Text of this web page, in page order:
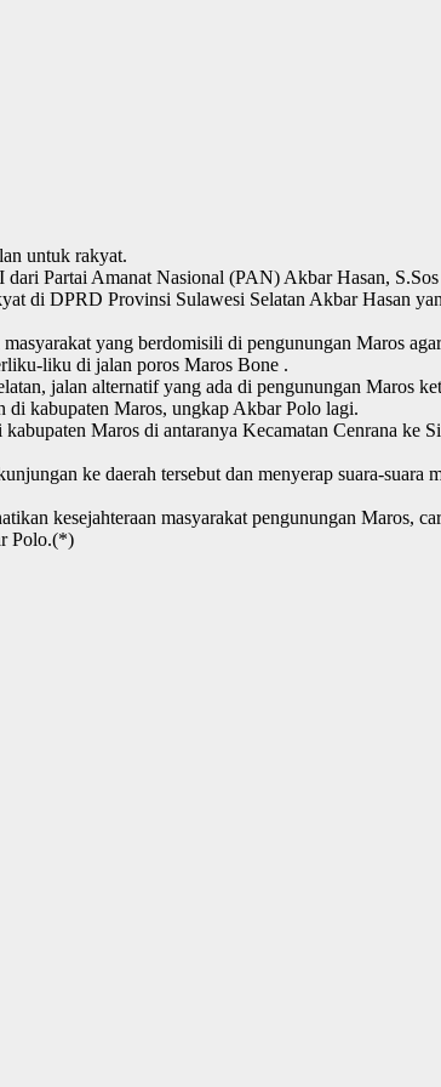
untuk rakyat.
Partai Amanat Nasional (PAN) Akbar Hasan,
di DPRD Provinsi Sulawesi Selatan Akbar Hasan
yang berdomisili di pengunungan Maros
liku di jalan poros Maros Bone .
jalan alternatif yang ada di pengunungan Maros
di kabupaten Maros, ungkap Akbar Polo lagi.
Maros di antaranya Kecamatan Cenrana ke
ke daerah tersebut dan menyerap suara-
kesejahteraan masyarakat pengunungan Maros,
Polo.(*)